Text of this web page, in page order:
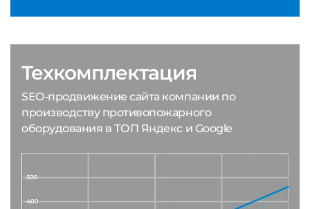
Техкомплектация
SEO-продвижение сайта компании по
производству противопожарного
оборудования в ТОП Яндекс и Google